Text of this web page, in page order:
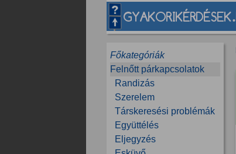
Főkategóriák
Felnőtt párkapcsolatok
Randizás
Szerelem
Társkeresési problémák
Együttélés
Eljegyzés